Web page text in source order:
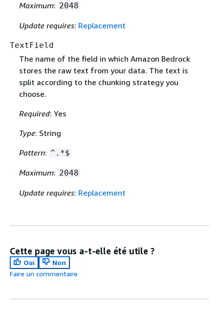
Maximum: 2048
Update requires: Replacement
TextField
The name of the field in which Amazon Bedrock
stores the raw text from your data. The text is
split according to the chunking strategy you
choose.
Required: Yes
Type: String
Pattern: ^.*$
Maximum: 2048
Update requires: Replacement
Cette page vous a-t-elle été utile ?
Oui
Non
Faire un commentaire